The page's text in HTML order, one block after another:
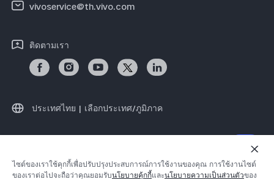
vivoservice@th.vivo.com
ติดตามเรา
ประเทศไทย | เลือกประเทศ/ภูมิภาค
© 2026 vivo Mobile Communication Co., Ltd. สงวนลิขสิทธิ์
นโยบายความเป็นส่วนตัวของ
นโยบายคุกกี้ของ
ไซต์ของเราใช้คุกกี้เพื่อปรับปรุงประสบการณ์การใช้งานของคุณ การใช้งานไซต์
ของเราต่อไปจะถือว่าคุณยอมรับนโยบายคุ้กกี้และนโยบายความเป็นส่วนตัวของ